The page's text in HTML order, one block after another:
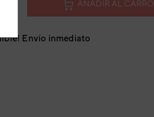
AÑADIR AL CARRO
Envío inmediato